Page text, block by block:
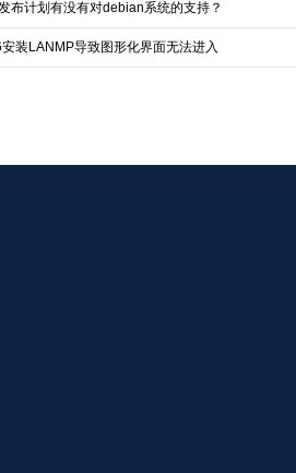
布计划有没有对debian系统的支持？
装LANMP导致图形化界面无法进入